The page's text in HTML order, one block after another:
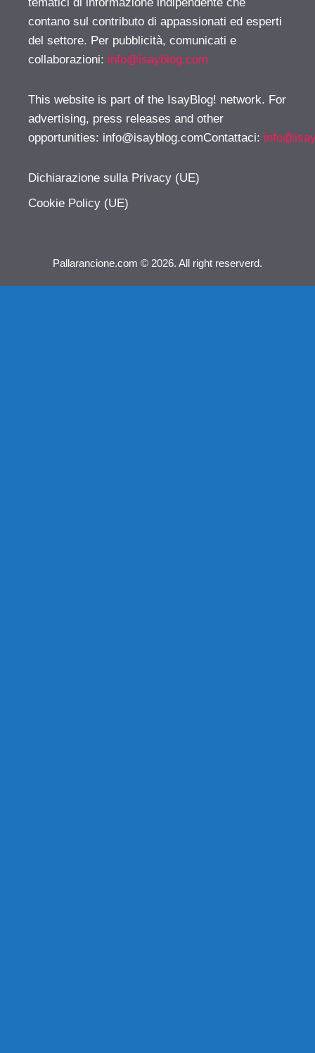
contano sul contributo di appassionati ed esperti
del settore. Per pubblicità, comunicati e
collaborazioni: info@isayblog.com
This website is part of the IsayBlog! network. For
advertising, press releases and other
opportunities: info@isayblog.comContattaci:
Dichiarazione sulla Privacy (UE)
Cookie Policy (UE)
Pallarancione.com © 2026. All right reserverd.